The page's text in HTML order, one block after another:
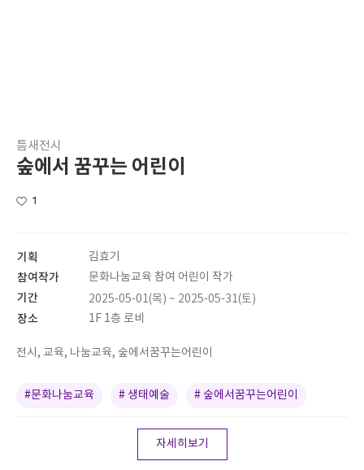
틈새전시
숲에서 꿈꾸는 어린이
1
기획 김효기
참여작가 문화나눔교육 참여 어린이 작가
기간 2025-05-01(목) ~ 2025-05-31(토)
장소 1F 1층 로비
전시, 교육, 나눔교육, 숲에서꿈꾸는어린이
#문화나눔교육 # 생태예술 # 숲에서꿈꾸는어린이
자세히보기